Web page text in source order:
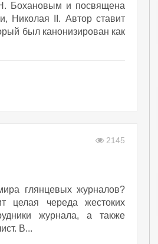
Бохановым и посвящена
Николая II. Автор ставит
был канонизирован как
2145
глянцевых журналов?
целая череда жестоких
журнала, а также
В...